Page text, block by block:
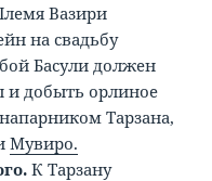
Вазири
на свадьбу
Басули должен
и добыть орлиное
Тарзана,
Мувиро.
К Тарзану